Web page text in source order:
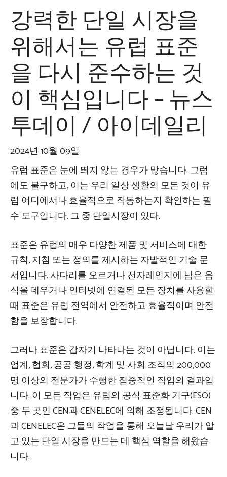
강력한 단일 시장을
위해서는 유럽 표준
을 다시 준수하는 것
이 핵심입니다 – 뉴스
투데이 / 아이데일리
2024년 10월 09일
유럽 ​​표준은 눈에 띄지 않는 경우가 많습니다. 그럼
에도 불구하고, 이는 우리 일상 생활의 모든 것이 유
럽 어디에서나 효율적으로 작동하는지 확인하는 필
수 도구입니다. 그 중 단일시장이 있다.
표준은 유럽의 매우 다양한 제품 및 서비스에 대한
규칙, 지침 또는 정의를 제시하는 자발적인 기술 문
서입니다. 사다리를 오르거나 전자레인지에 남은 음
식을 데우거나 인터넷에 연결된 모든 장치를 사용할
때 표준은 유럽 전역에서 안전하고 효율적이며 안전
함을 보장합니다.
그러나 표준은 갑자기 나타나는 것이 아닙니다. 이는
업계, 협회, 공공 행정, 학계 및 사회 조직의 200,000
명 이상의 전문가가 수행한 집중적인 작업의 결과입
니다. 이 모든 작업은 유럽의 공식 표준화 기구(ESO)
중 두 곳인 CEN과 CENELEC에 의해 조정됩니다. CEN
과 CENELEC은 그들의 작업을 통해 오늘날 우리가 알
고 있는 단일 시장을 만드는 데 핵심 역할을 해왔습
니다.